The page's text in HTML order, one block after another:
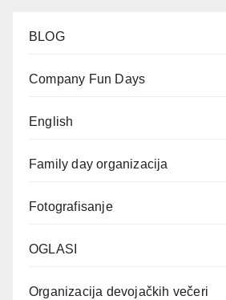
BLOG
Company Fun Days
English
Family day organizacija
Fotografisanje
OGLASI
Organizacija devojačkih večeri